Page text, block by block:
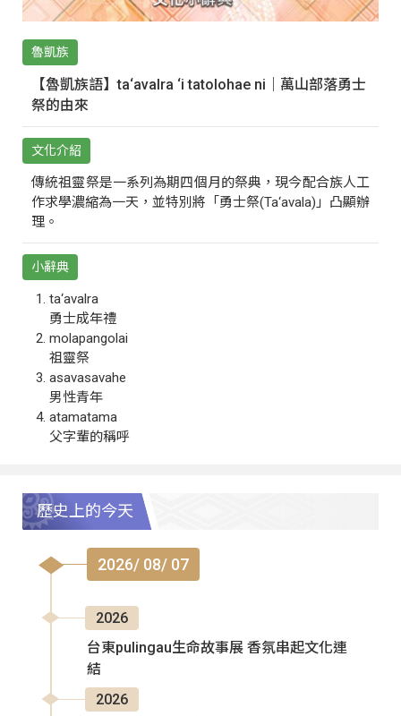
魯凱族
【魯凱族語】ta‘avalra ‘i tatolohae ni｜萬山部落勇士
祭的由來
文化介紹
傳統祖靈祭是一系列為期四個月的祭典，現今配合族人工
作求學濃縮為一天，並特別將「勇士祭(Ta‘avala)」凸顯辦
理。
小辭典
ta‘avalra
勇士成年禮
molapangolai
祖靈祭
asavasavahe
男性青年
atamatama
父字輩的稱呼
歷史上的今天
2026/ 08/ 07
2026
台東pulingau生命故事展 香氛串起文化連
結
2026